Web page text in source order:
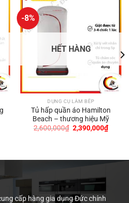
-8%
HẾT HÀNG
DỤNG CỤ LÀM BẾP
Tủ hấp quần áo Hamilton
Beach – thương hiệu Mỹ
2,600,000₫ Giá
gốc
2,390,000₫Giá
hiện
cấp hàng gia dụng Đức chính